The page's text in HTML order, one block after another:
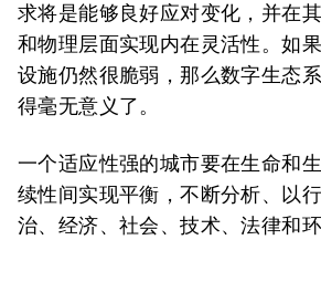
求将是能够良好应对变化，并在
和物理层面实现内在灵活性。如
设施仍然很脆弱，那么数字生态
得毫无意义了。
一个适应性强的城市要在生命和
续性间实现平衡，不断分析、以
治、经济、社会、技术、法律和环